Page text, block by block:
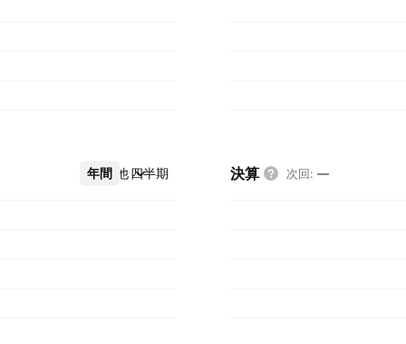
年間 四半期
その他 決算 次回: —